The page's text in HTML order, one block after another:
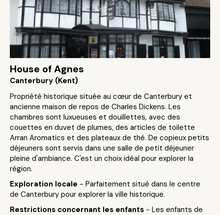
House of Agnes
Canterbury (Kent)
Propriété historique située au cœur de Canterbury et
ancienne maison de repos de Charles Dickens. Les
chambres sont luxueuses et douillettes, avec des
couettes en duvet de plumes, des articles de toilette
Arran Aromatics et des plateaux de thé. De copieux petits
déjeuners sont servis dans une salle de petit déjeuner
pleine d'ambiance. C'est un choix idéal pour explorer la
région.
Exploration locale - Parfaitement situé dans le centre
de Canterbury pour explorer la ville historique.
Restrictions concernant les enfants - Les enfants de